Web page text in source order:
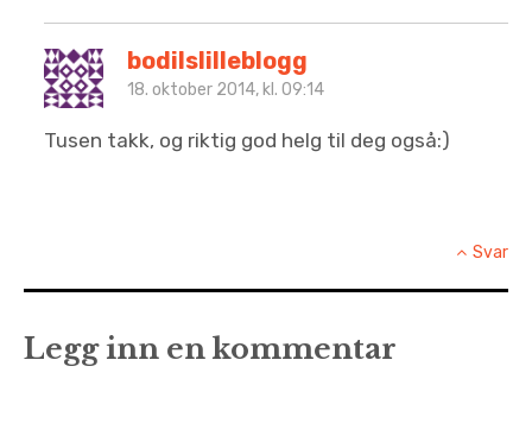
bodilslilleblogg
18. oktober 2014, kl. 09:14
Tusen takk, og riktig god helg til deg også:)
Svar
Legg inn en kommentar